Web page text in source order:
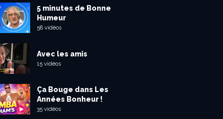
5 minutes de Bonne
Humeur
58 vidéos
Avec les amis
15 vidéos
Ça Bouge dans Les
Années Bonheur !
35 vidéos